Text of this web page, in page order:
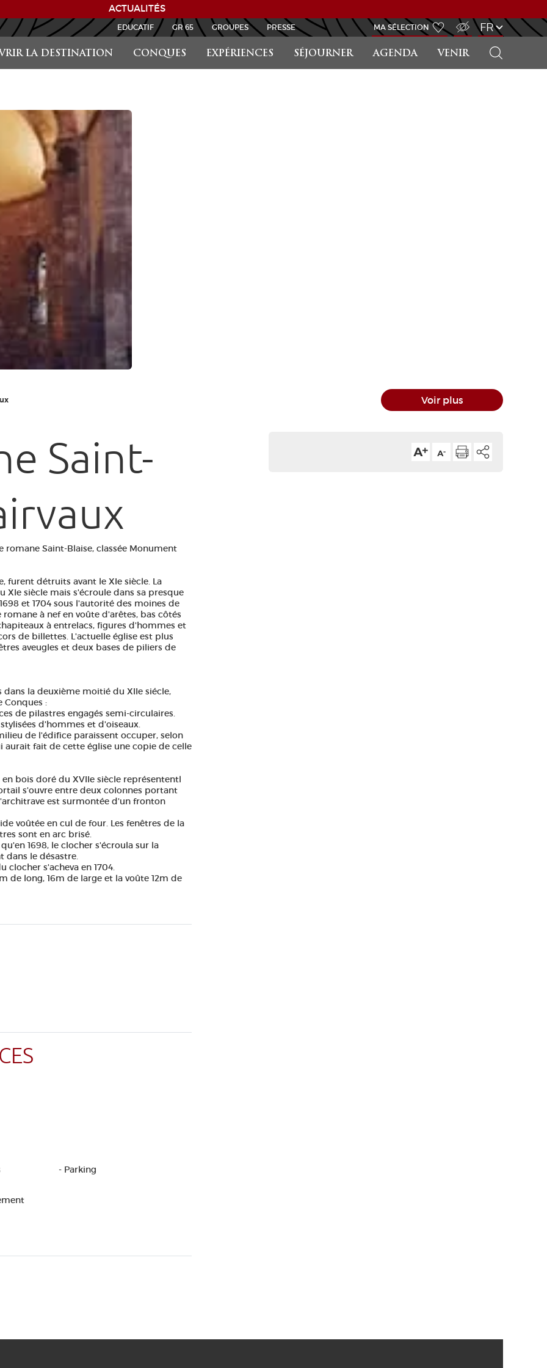
ACTUALITÉS
LA DESTINATION CONQUES EXPÉRIENCES SÉJOURNER AGENDA VENIR
EDUCATIF GR 65 GROUPES PRESSE MA SÉLECTION FR
Voir plus
Saint-
romane Saint-Blaise, classée Monument
furent détruits avant le XIe siècle. La
siècle mais s'écroule dans sa presque
et 1704 sous l'autorité des moines de
à nef en voûte d'arêtes, bas côtés
à entrelacs, figures d'hommes et
de billettes. L'actuelle église est plus
aveugles et deux bases de piliers de
la deuxième moitié du XIIe siécle,
Conques :
de pilastres engagés semi-circulaires.
d'hommes et d'oiseaux.
de l'édifice paraissent occuper, selon
fait de cette église une copie de celle
bois doré du XVIIe siècle représententl
s'ouvre entre deux colonnes portant
est surmontée d'un fronton
voûtée en cul de four. Les fenêtres de la
sont en arc brisé.
1698, le clocher s'écroula sur la
dans le désastre.
s'acheva en 1704.
de long, 16m de large et la voûte 12m de
- Parking